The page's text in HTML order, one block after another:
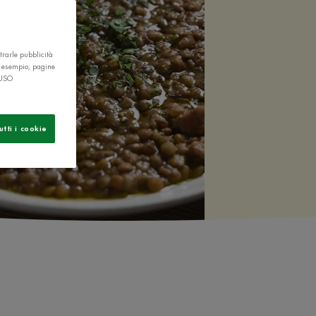
pubblicità
pagine
i cookie